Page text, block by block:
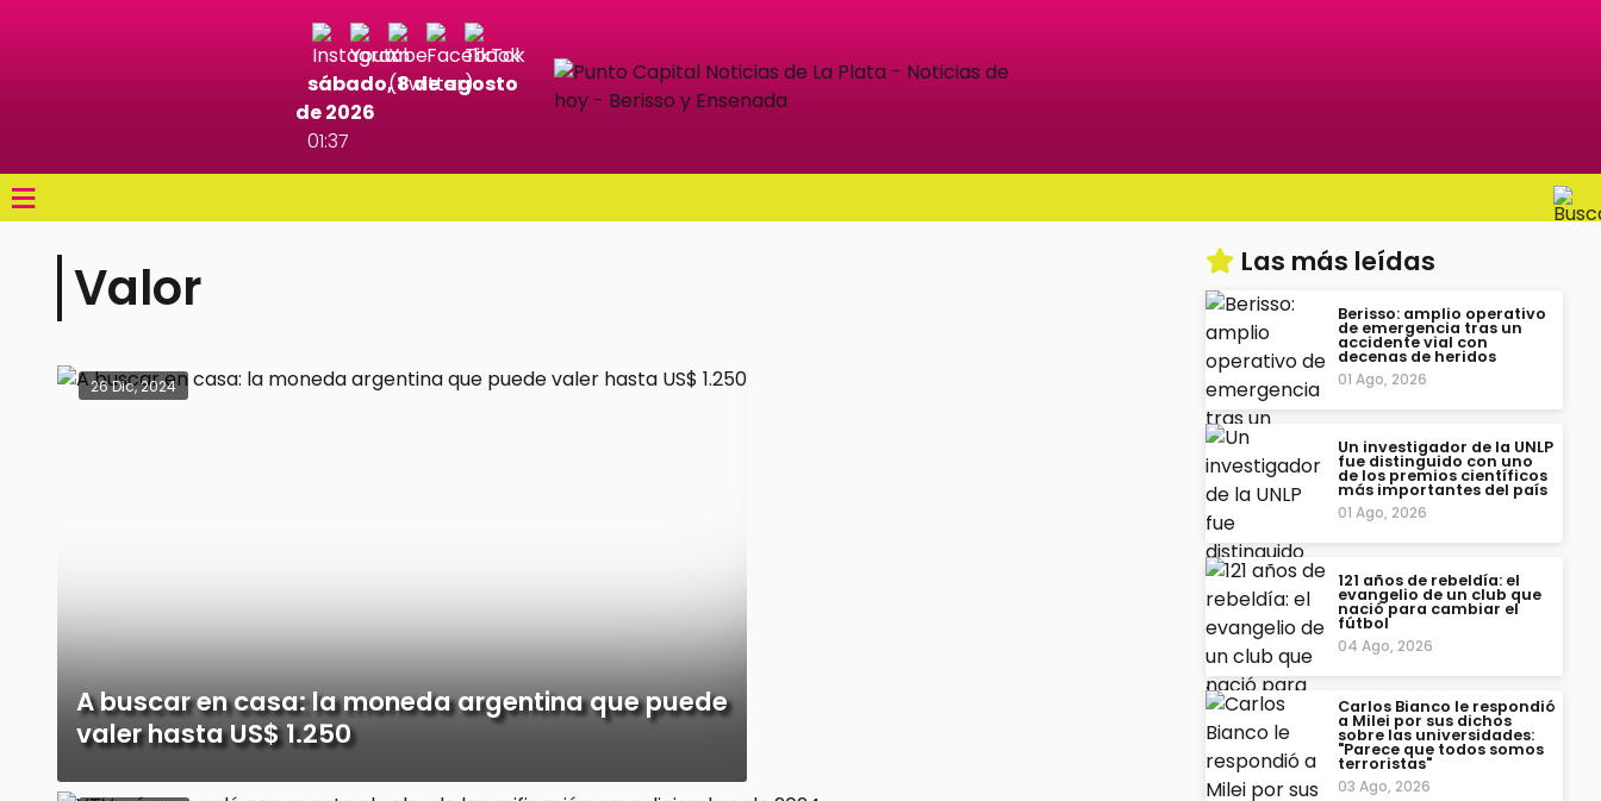
sábado, 8 de agosto
de 2026
01:37
≡
Las más leídas
Berisso: amplio operativo
de emergencia tras un
accidente vial con
decenas de heridos
01 Ago, 2026
Un investigador de la UNLP
fue distinguido con uno
de los premios científicos
más importantes del país
01 Ago, 2026
121 años de rebeldía: el
evangelio de un club que
nació para cambiar el
fútbol
04 Ago, 2026
Carlos Bianco le respondió
a Milei por sus dichos
sobre las universidades:
"Parece que todos somos
terroristas"
03 Ago, 2026
Valor
26 Dic, 2024
A buscar en casa: la moneda argentina que puede
valer hasta US$ 1.250